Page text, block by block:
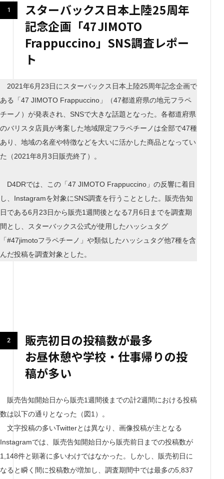
スターバックス日本上陸25周年
記念企画「47JIMOTO
Frappuccino」SNS調査レポー
ト
2021年6月23日にスターバックス日本上陸25周年記念企画で
ある「47 JIMOTO Frappuccino」（47都道府県の地元フラペ
チーノ）が発表され、SNSで大きな話題となった。各都道府県
のバリスタ店員が考案した地域限定フラペチーノは全部で47種
あり、地域の名産や特徴などを大いに活かした商品となってい
た（2021年8月3日販売終了）。
D4DRでは、この「47 JIMOTO Frappuccino」の反響に着目
し、Instagramを対象にSNS調査を行うこととした。販売告知
日である6月23日から販売1週間後となる7月6日までを調査期
間とし、スターバックス公式が使用したハッシュタグ
「#47jimotoフラペチーノ」や類似したハッシュタグ他7種を含
んだ投稿を調査対象とした。
販売初日の投稿数が最多
お昼休憩や学校・仕事帰りの投
稿が多い
販売告知開始日から販売1週間後までの計2週間における投稿
数は以下の通りとなった（図1）。
文字投稿の多いTwitterとは異なり、画像投稿が主となる
Instagramでは、販売告知開始日から販売前日までの投稿数が
1,148件と顕著に多いわけではなかった。しかし、販売初日に
なると瞬く間に投稿数が増加し、調査期間中では最多の5,837